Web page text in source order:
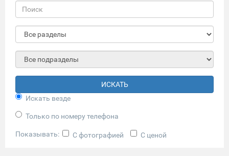
ИСКАТЬ
Искать везде
Только по номеру телефона
Показывать: С фотографией С ценой